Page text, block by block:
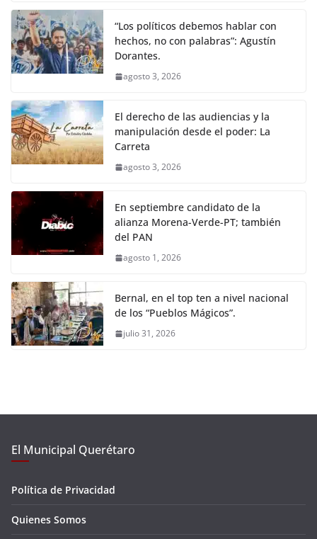
“Los políticos debemos hablar con
hechos, no con palabras”: Agustín
Dorantes.
agosto 3, 2026
El derecho de las audiencias y la
manipulación desde el poder: La
Carreta
agosto 3, 2026
En septiembre candidato de la
alianza Morena-Verde-PT; también
del PAN
agosto 1, 2026
Bernal, en el top ten a nivel nacional
de los “Pueblos Mágicos”.
julio 31, 2026
El Municipal Querétaro
Política de Privacidad
Quienes Somos